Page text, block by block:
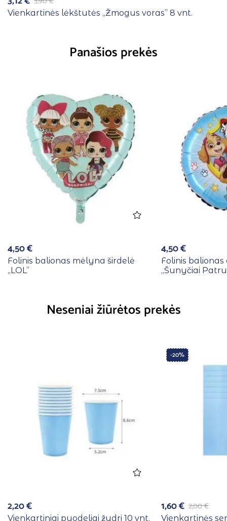
Vienkartinės lėkštutės ,,Žmogus voras” 8 vnt.
Panašios prekės
4,50€
Folinis balionas mėlyna širdelė
,,LOL”
4,50€
Folinis
,,Šunyčiai
Neseniai žiūrėtos prekės
2,20€
Vienkartiniai puodeliai žydri 10 vnt.
-20%
2,00€
1,60€
Vienkartinės